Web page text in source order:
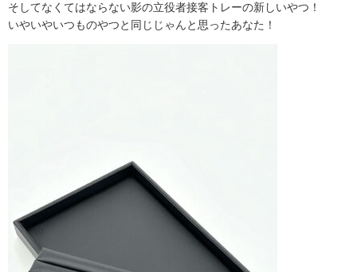
そしてなくてはならない影の立役者接客トレーの新しいやつ！
いやいやいつものやつと同じじゃんと思ったあなた！